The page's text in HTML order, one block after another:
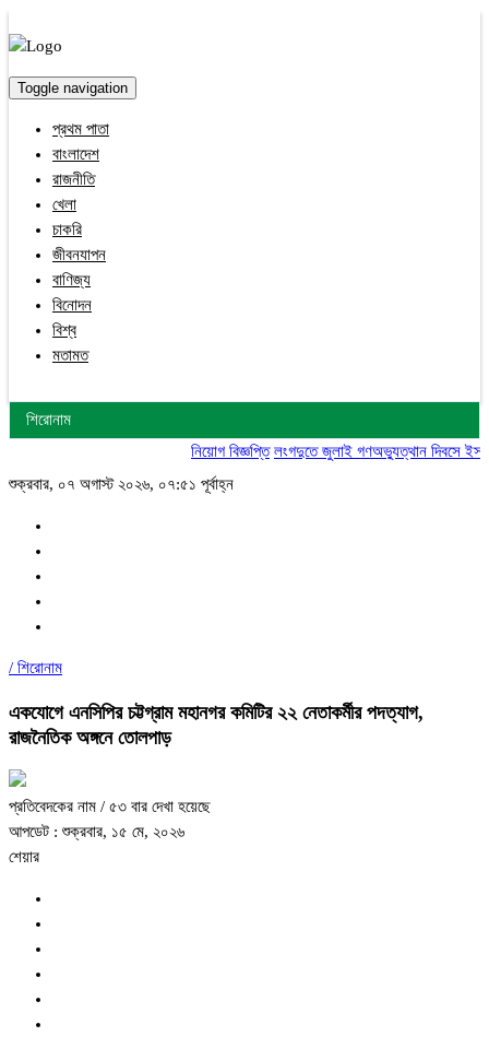
Toggle navigation
প্রথম পাতা
বাংলাদেশ
রাজনীতি
খেলা
চাকরি
জীবনযাপন
বাণিজ্য
বিনোদন
বিশ্ব
মতামত
শিরোনাম
নিয়োগ বিজ্ঞপ্তি লংগদুতে জুলাই গণঅভ্যুত্থান দিবসে
শুক্রবার, ০৭ অগাস্ট ২০২৬, ০৭:৫১ পূর্বাহ্ন
/ শিরোনাম
একযোগে এনসিপির চট্টগ্রাম মহানগর কমিটির ২২ নেতাকর্মীর পদত্যাগ,
রাজনৈতিক অঙ্গনে তোলপাড়
প্রতিবেদকের নাম / ৫৩ বার দেখা হয়েছে
আপডেট : শুক্রবার, ১৫ মে, ২০২৬
শেয়ার